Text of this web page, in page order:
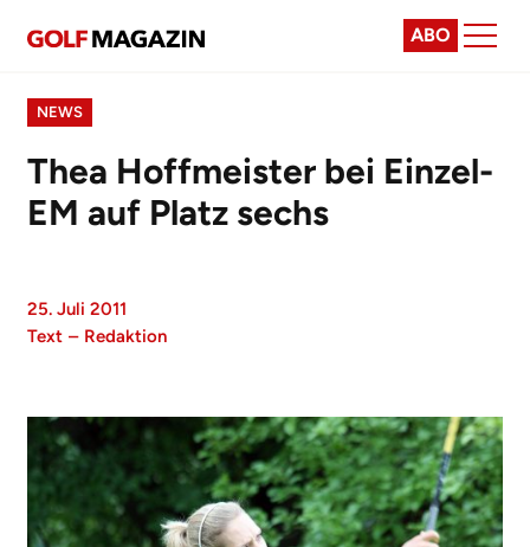
ABO
NEWS
Thea Hoffmeister bei Einzel-
EM auf Platz sechs
25. Juli 2011
Text – Redaktion